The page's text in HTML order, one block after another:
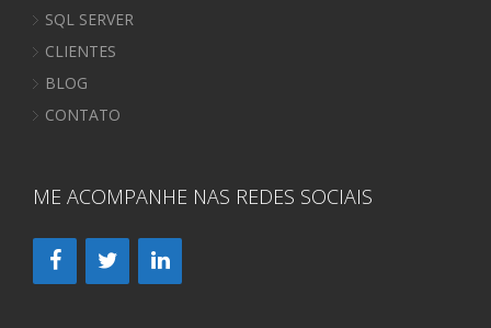
SQL SERVER
CLIENTES
BLOG
CONTATO
ME ACOMPANHE NAS REDES SOCIAIS